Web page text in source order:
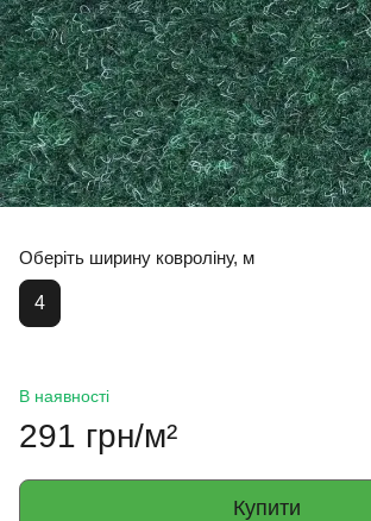
Оберіть ширину ковроліну, м
4
В наявності
291 грн/м²
Купити